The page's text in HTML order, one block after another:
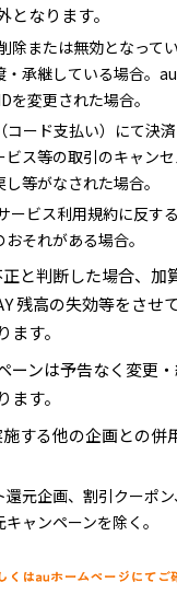
となります。
除または無効となって
・承継している場合。
を変更された場合。
コード支払い）にて決
ビス等の取引のキャン
し等がなされた場合。
ービス利用規約に反す
それがある場合。
と判断した場合、加
残高の失効等をさせ
ます。
ーンは予告なく変更
ます。
する他の企画との併
還元企画、割引クーポン
ャンペーンを除く。